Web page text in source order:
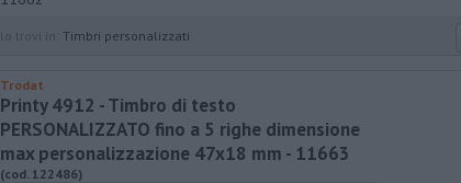
Timbri personalizzati
Trodat
Printy 4912 - Timbro di testo
PERSONALIZZATO fino a 5 righe dimensione
max personalizzazione 47x18 mm - 11663
(cod. 122486)